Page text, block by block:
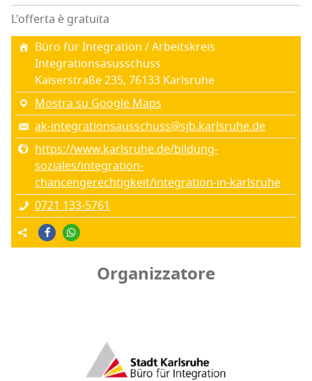
L'offerta è gratuita
Büro für Inte­gra­tion / Arbei­tskreis
Integrationsasusschuss
Kai­ser­straße 235, 76133 Karl­sru­he
Mostra su Google Maps
ak-integrationsausschuss@sjb.karlsruhe.de
https://www.karlsruhe.de/bildung-
soziales/integration-
chancengerechtigkeit/integration-in-karlsruhe
0721 133‑5761
Organizzatore